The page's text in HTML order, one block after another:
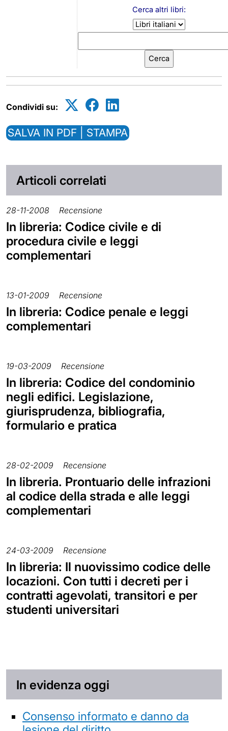
Cerca altri libri:
Condividi su:
SALVA IN PDF | STAMPA
Articoli correlati
28-11-2008 Recensione
In libreria: Codice civile e di
procedura civile e leggi
complementari
13-01-2009 Recensione
In libreria: Codice penale e leggi
complementari
19-03-2009 Recensione
In libreria: Codice del condominio
negli edifici. Legislazione,
giurisprudenza, bibliografia,
formulario e pratica
28-02-2009 Recensione
In libreria. Prontuario delle infrazioni
al codice della strada e alle leggi
complementari
24-03-2009 Recensione
In libreria: Il nuovissimo codice delle
locazioni. Con tutti i decreti per i
contratti agevolati, transitori e per
studenti universitari
In evidenza oggi
Consenso informato e danno da